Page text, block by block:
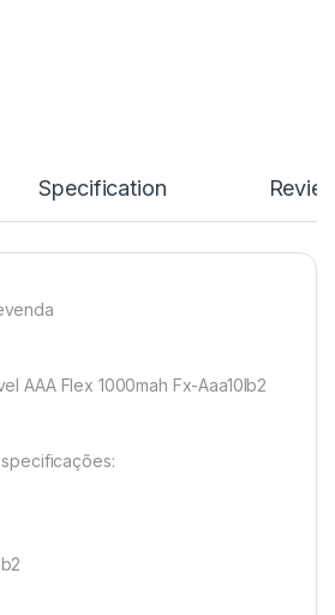
Specification
AAA Flex 1000mah Fx-Aaa10lb2